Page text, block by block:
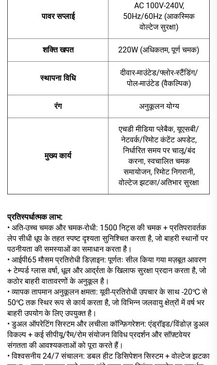
पावर सप्लाई
AC 100V-240V,
50Hz/60Hz (आकस्मिक
वोल्टेज सुरक्षा)
शक्ति खपत 220W (अधिकतम, पूर्ण चमक)
स्थापना विधि
दीवार-माउंटेड/फ्लोर-स्टैंडिंग/
पोल-माउंटेड (वैकल्पिक)
रंग अनुकूलन योग्य
मुख्य कार्य
एचडी मीडिया प्लेबैक, यूएसबी/
नेटवर्क/रिमोट कंटेंट अपडेट,
निर्धारित समय पर चालू/बंद
करना, स्वचालित चमक
समायोजन, रिमोट निगरानी,
वोल्टेज झटका/अतिभार सुरक्षा
प्रतिस्पर्धात्मक लाभ:
• अति-उच्च चमक और चमक-रोधी: 1500 निट्स की चमक + प्रतिपरावर्तक
लेप सीधी धूप के तहत स्पष्ट दृश्यता सुनिश्चित करता है, जो बाहरी स्थानों पर
पठनीयता की समस्याओं का समाधान करता है।
• आईपी65 मौसम प्रतिरोधी डिज़ाइन: पूर्णतः सील किया गया मज़बूत आवरण
+ टेम्पर्ड ग्लास वर्षा, धूल और आर्द्रता के खिलाफ सुरक्षा प्रदान करता है, जो
कठोर बाहरी वातावरणों के अनुकूल है।
• व्यापक तापमान अनुकूलन क्षमता: यूवी-प्रतिरोधी उपचार के साथ -20℃ से
50℃ तक स्थिर रूप से कार्य करता है, जो विभिन्न जलवायु क्षेत्रों में वर्ष भर
बाहरी उपयोग के लिए उपयुक्त है।
• डुअल ऑपरेटिंग सिस्टम और लचीला कॉन्फ़िगरेशन: एंड्रॉइड/विंडोज़ डुअल
विकल्प + कई सीपीयू/रैम/रोम संयोजन विविध प्रदर्शन और सॉफ़्टवेयर
संगतता की आवश्यकताओं को पूरा करते हैं।
• विश्वसनीय 24/7 संचालन: डबल हीट डिसिपेशन सिस्टम + वोल्टेज झटका